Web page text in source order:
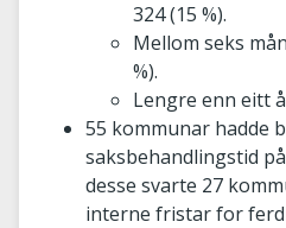
324 (15 %).
Mellom seks
%).
Lengre enn eitt
55 kommunar hadde
saksbehandlingstid
desse svarte 27
interne fristar for